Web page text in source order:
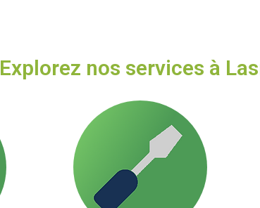
Explorez nos services à